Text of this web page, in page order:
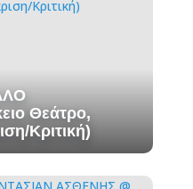
Θεάτρο,
Κριτική)